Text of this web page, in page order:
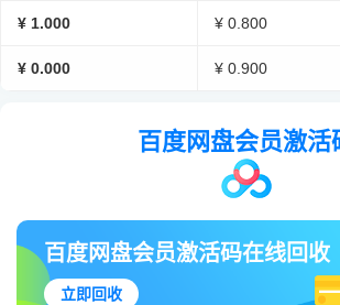
¥ 1.000 ¥ 0.800
¥ 0.000 ¥ 0.900
百度网盘会员激活
百度网盘会员激活码在线回收
立即回收